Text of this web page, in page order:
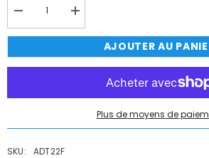
Réduire
la
quantité
Adaptateur
pour
/
Augmenter
la
quantité
Adaptateur
pour
/
AJOUTER AU
Plus de moyens de
SKU: ADT22F